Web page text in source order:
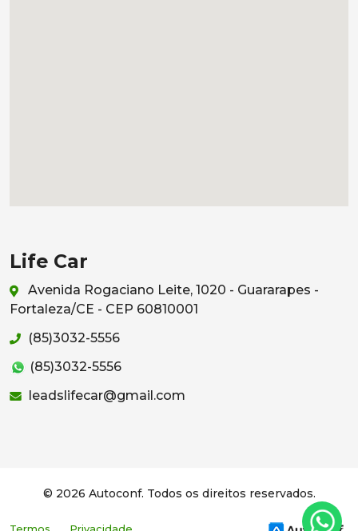
Life Car
Avenida Rogaciano Leite, 1020 - Guararapes -
Fortaleza/CE - CEP 60810001
(85)3032-5556
(85)3032-5556
leadslifecar@gmail.com
© 2026 Autoconf. Todos os direitos reservados.